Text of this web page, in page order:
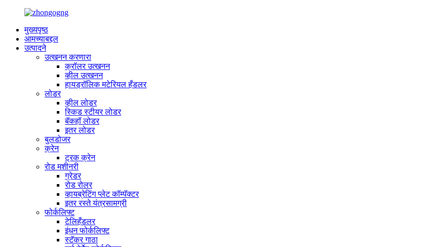
मुख्यपृष्ठ
आमच्याबद्दल
उत्पादने
उत्खनन करणारा
क्रॉलर उत्खनन
व्हील उत्खनन
हायड्रॉलिक मटेरियल हँडलर
लोडर
व्हील लोडर
स्किड स्टीयर लोडर
बॅकहॉ लोडर
इतर लोडर
बुलडोजर
क्रेन
ट्रक क्रेन
रोड मशीनरी
ग्रेडर
रोड रोलर
व्हायब्रेटिंग प्लेट कॉम्पॅक्टर
इतर रस्ते यंत्रसामग्री
फोर्कलिफ्ट
टेलिहँडलर
इंधन फोर्कलिफ्ट
स्टॅकर गाठा